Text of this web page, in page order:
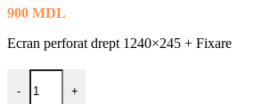
900 MDL
Ecran perforat drept 1240×245 + Fixare
-
Cantitate Ecran perforat drept 1240×245 + Fixare
+